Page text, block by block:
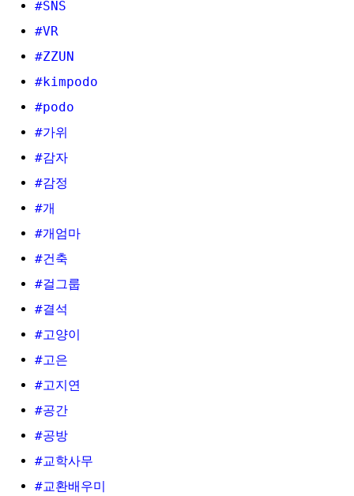
#SNS
#VR
#ZZUN
#kimpodo
#podo
#가위
#감자
#감정
#개
#개엄마
#건축
#걸그룹
#결석
#고양이
#고은
#고지연
#공간
#공방
#교학사무
#교환배우미